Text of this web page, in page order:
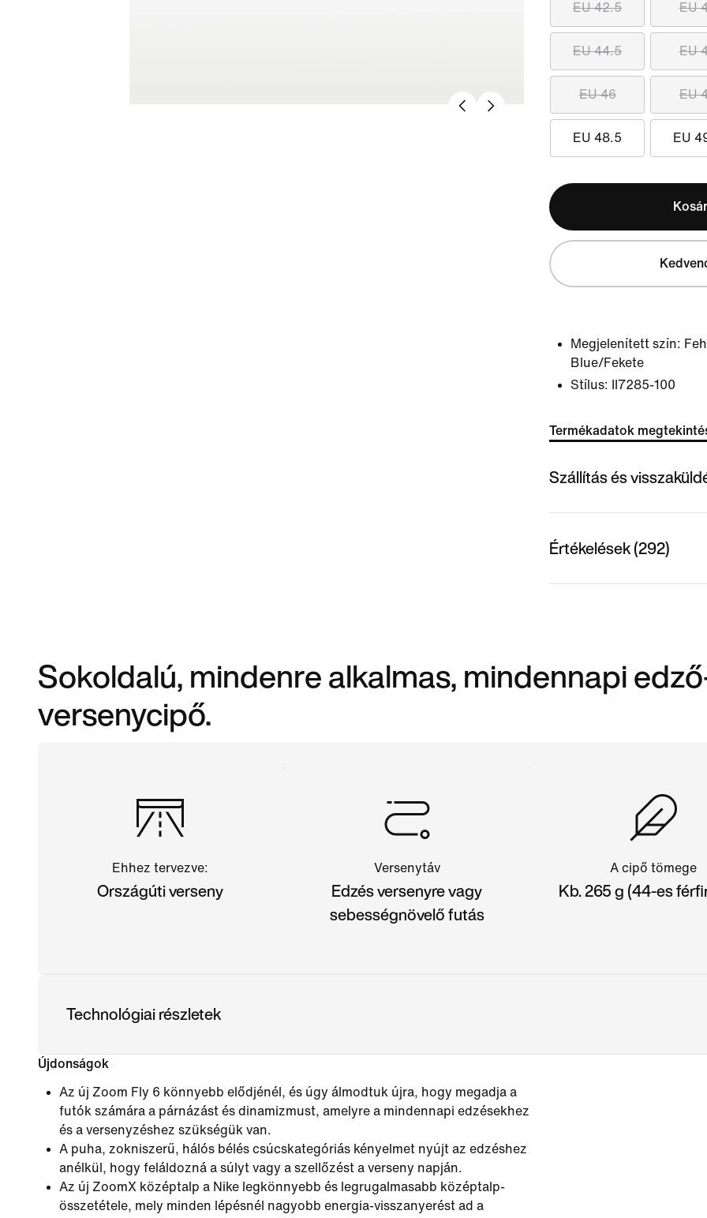
EU 42.5 EU
EU 44.5 EU
EU 46 EU
EU 48.5 EU
Megjelenített szín:
Blue/Fekete
Stílus:
II7285-100
Termékadatok
Szállítás és
Értékelések (292)
Sokoldalú, mindenre alkalmas, mindennapi
versenycipő.
Ehhez tervezve:
Országúti verseny
Versenytáv
Edzés versenyre vagy
sebességnövelő futás
A cipő tömege
Kb. 265 g (44-es
Technológiai részletek
Újdonságok
Az új Zoom Fly 6 könnyebb elődjénél, és úgy álmodtuk újra, hogy megadja a
futók számára a párnázást és dinamizmust, amelyre a mindennapi edzésekhez
és a versenyzéshez szükségük van.
A puha, zokniszerű, hálós bélés csúcskategóriás kényelmet nyújt az edzéshez
anélkül, hogy feláldozná a súlyt vagy a szellőzést a verseny napján.
Az új ZoomX középtalp a Nike legkönnyebb és legrugalmasabb középtalp-
összetétele, mely minden lépésnél nagyobb energia-visszanyerést ad a